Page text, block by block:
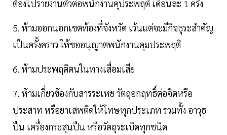
ต้องไปรายงานตัวต่อพนักงานคุประพฤติ เดือนละ 1 ครั้ง
5. ห้ามออกนอกเขตท้องที่จังหวัด เว้นแต่จะมีกิจธุระสำคัญ
เป็นครั้งคราว ให้ขออนุญาตพนักงานคุมประพฤติ
6. ห้ามประพฤติตนในทางเสื่อมเสีย
7. ห้ามเกี่ยวข้องกับสารระเหย วัตถุอกฤทธิ์ต่อจิตหรือ
ประสาท หรือยาเสพติดให้โทษทุกประเภท รวมทั้ง อาวุธ
ปืน เครื่องกระสุนปืน หรือวัตถุระเบิดทุกชนิด